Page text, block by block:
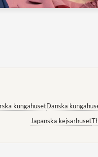
kungahusetDanska
Japanska kejsarhuset